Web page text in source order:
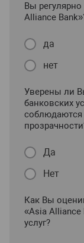
Вы
Alliance
да
нет
Уверены ли
банковских
Да
Нет
Как Вы
«Asia
услуг?